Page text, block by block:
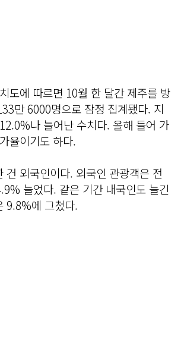
도에 따르면 10월 한 달간 제주를 방
만 6000명으로 잠정 집계됐다. 지
나 늘어난 수치다. 올해 들어 가
율이기도 하다.
건 외국인이다. 외국인 관광객은 전
늘었다. 같은 기간 내국인도 늘긴
9.8%에 그쳤다.